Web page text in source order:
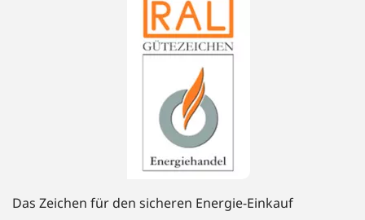
Das Zeichen für den sicheren Energie-Einkauf